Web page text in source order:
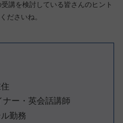
講を検討している皆さんのヒント
ださいね。
ー・英会話講師
勤務